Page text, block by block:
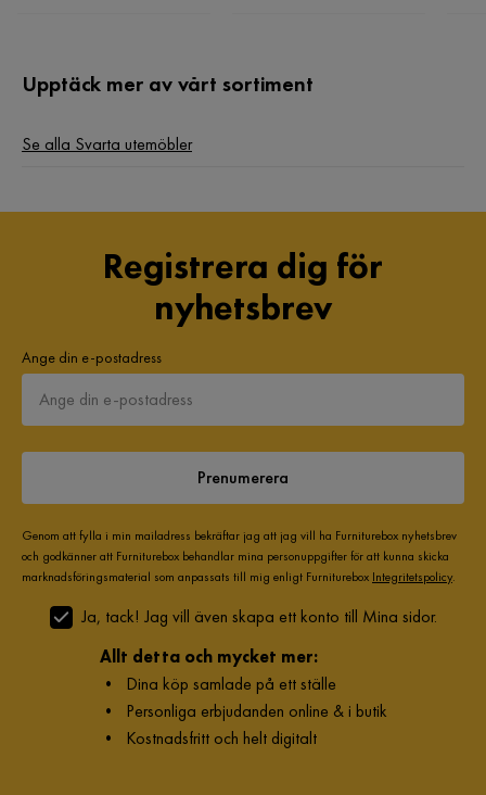
Upptäck mer av vårt sortiment
Se alla Svarta utemöbler
Registrera dig för
nyhetsbrev
Ange din e-postadress
Prenumerera
Genom att fylla i min mailadress bekräftar jag att jag vill ha Furniturebox nyhetsbrev
och godkänner att Furniturebox behandlar mina personuppgifter för att kunna skicka
marknadsföringsmaterial som anpassats till mig enligt Furniturebox Integritetspolicy.
Ja, tack! Jag vill även skapa ett konto till Mina sidor.
Allt detta och mycket mer:
• Dina köp samlade på ett ställe
• Personliga erbjudanden online & i butik
• Kostnadsfritt och helt digitalt